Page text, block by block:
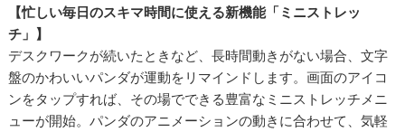
【忙しい毎日のスキマ時間に使える新機能「ミニストレッ
チ」】
デスクワークが続いたときなど、長時間動きがない場合、文字
盤のかわいいパンダが運動をリマインドします。画面のアイコ
ンをタップすれば、その場でできる豊富なミニストレッチメニ
ューが開始。パンダのアニメーションの動きに合わせて、気軽